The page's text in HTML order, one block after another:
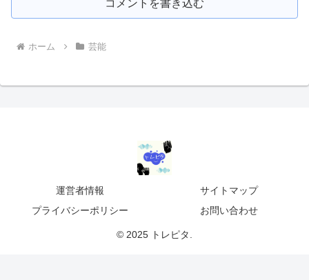
コメントを書き込む
ホーム 芸能
運営者情報
サイトマップ
プライバシーポリシー
お問い合わせ
© 2025 トレピタ.